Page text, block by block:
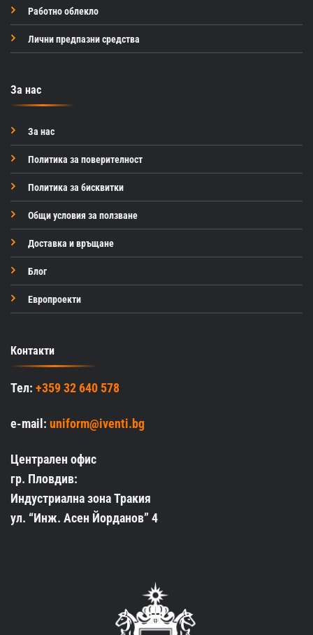
Работно облекло
Лични предпазни средства
За нас
За нас
Политика за поверителност
Политика за бисквитки
Общи условия за ползване
Доставка и връщане
Блог
Европроекти
Контакти
Тел: +359 32 640 578
e-mail: uniform@iventi.bg
Централен офис
гр. Пловдив:
Индустриална зона Тракия
ул. “Инж. Асен Йорданов” 4